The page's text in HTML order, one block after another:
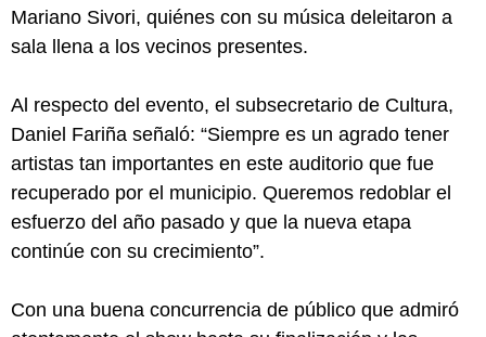
Mariano Sivori, quiénes con su música deleitaron a
sala llena a los vecinos presentes.
Al respecto del evento, el subsecretario de Cultura,
Daniel Fariña señaló: “Siempre es un agrado tener
artistas tan importantes en este auditorio que fue
recuperado por el municipio. Queremos redoblar el
esfuerzo del año pasado y que la nueva etapa
continúe con su crecimiento”.
Con una buena concurrencia de público que admiró